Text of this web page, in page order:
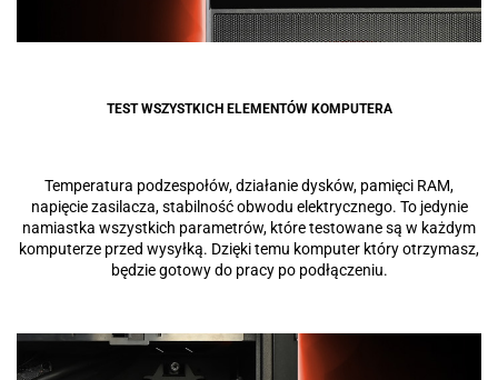
TEST WSZYSTKICH ELEMENTÓW KOMPUTERA
Temperatura podzespołów, działanie dysków, pamięci RAM,
napięcie zasilacza, stabilność obwodu elektrycznego. To jedynie
namiastka wszystkich parametrów, które testowane są w każdym
komputerze przed wysyłką. Dzięki temu komputer który otrzymasz,
będzie gotowy do pracy po podłączeniu.